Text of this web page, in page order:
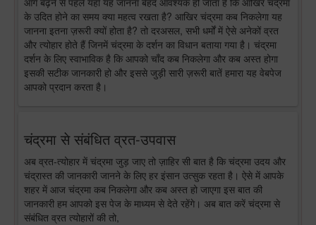
के उदित होने का समय क्या महत्व रखता है? आखिर चंद्रमा कब निकलेगा यह
जानना इतना ज़रूरी क्यों होता है? तो दरअसल, सभी धर्मों में ऐसे अनेकों व्रत
और त्योहार होते हैं जिनमें चंद्रमा के दर्शन का विधान बताया गया है। चंद्रमा
दर्शन के लिए स्वाभाविक है कि आपको चाँद कब निकलेगा और कब अस्त होगा
इसकी सटीक जानकारी हो और इससे जुड़ी सारी ज़रूरी बातें हमारा यह वेबपेज
आपको प्रदान करता है।
चंद्रमा से संबंधित व्रत-उपवास
अब व्रत-त्योहार में चंद्रमा जुड़ जाए तो ज़ाहिर सी बात है कि चंद्रमा उदय और
चंद्रास्त की जानकारी जानने के लिए हर इंसान उत्सुक रहता है। ऐसे में आपके
शहर में आज चंद्रमा कब निकलेगा और कब अस्त हो जाएगा इस बात की
जानकारी हम आपको इस पेज के माध्यम से देते रहेंगे। अब बात करें चंद्रमा से
संबंधित व्रत त्योहारों की तो,